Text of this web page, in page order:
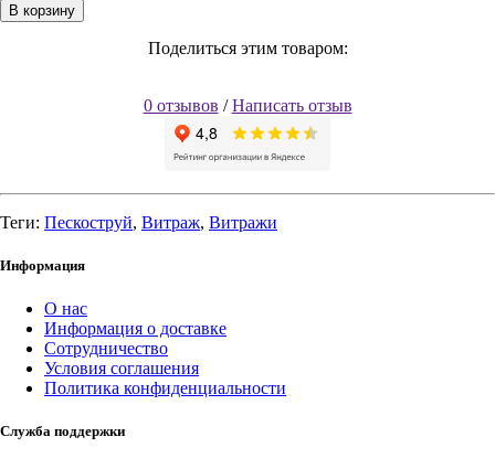
В корзину
Поделиться этим товаром:
0 отзывов /Написать отзыв
Теги: Пескоструй, Витраж, Витражи
Информация
О нас
Информация о доставке
Сотрудничество
Условия соглашения
Политика конфиденциальности
Служба поддержки